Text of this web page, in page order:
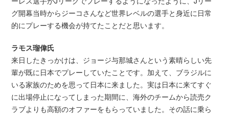
グ開幕当時からジーコさんなど世界レベルの選手と身近に日常
的にプレーする機会が持てたことだと思います。
ラモス瑠偉氏
来日したきっかけは、ジョージ与那城さんという素晴らしい先
輩が既に日本でプレーしていたことです。加えて、ブラジルに
いる家族のためを思って日本に来ました。実は日本に来てすぐ
に出場停止になってしまった期間に、海外のチームから読売ク
ラブよりも高額のオファーをもらっていました。その話に乗ら